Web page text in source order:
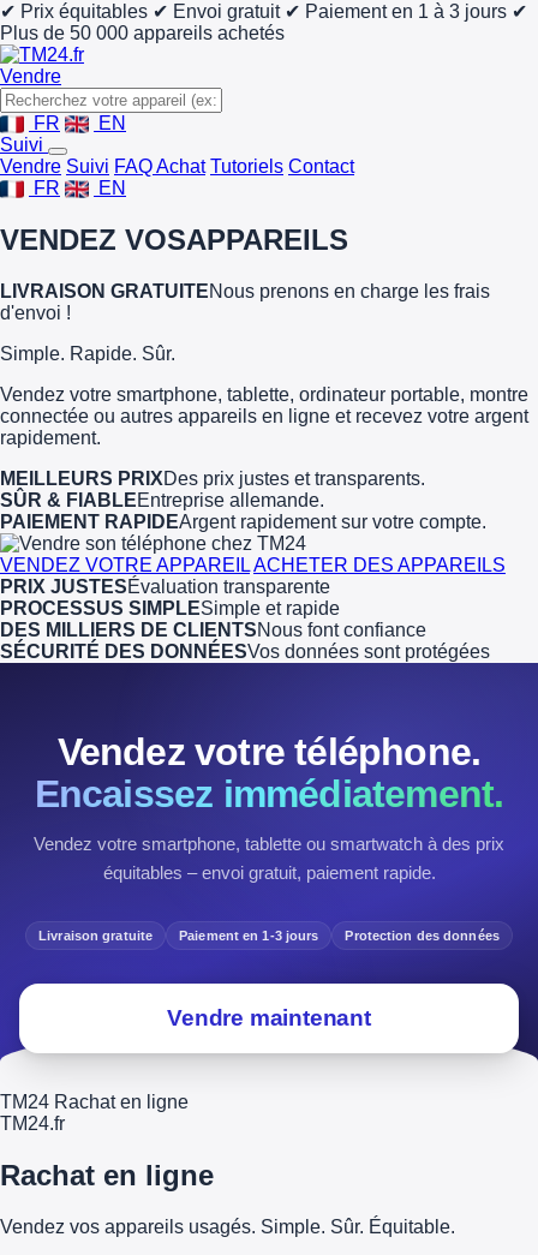
✔ Prix équitables ✔ Envoi gratuit ✔ Paiement en 1 à 3 jours ✔
Plus de 50 000 appareils achetés
Vendre
FR
EN
Suivi
Vendre Suivi FAQ Achat Tutoriels Contact
FR
EN
VENDEZ VOSAPPAREILS
LIVRAISON GRATUITENous prenons en charge les frais
d'envoi !
Simple. Rapide. Sûr.
Vendez votre smartphone, tablette, ordinateur portable, montre
connectée ou autres appareils en ligne et recevez votre argent
rapidement.
MEILLEURS PRIXDes prix justes et transparents.
SÛR & FIABLEEntreprise allemande.
PAIEMENT RAPIDEArgent rapidement sur votre compte.
VENDEZ VOTRE APPAREILACHETER DES APPAREILS
PRIX JUSTESÉvaluation transparente
PROCESSUS SIMPLESimple et rapide
DES MILLIERS DE CLIENTSNous font confiance
SÉCURITÉ DES DONNÉESVos données sont protégées
Vendez votre téléphone.
Encaissez immédiatement.
Vendez votre smartphone, tablette ou smartwatch à des prix
équitables – envoi gratuit, paiement rapide.
Livraison gratuite Paiement en 1-3 jours Protection des données
Vendre maintenant
TM24 Rachat en ligne
TM24.fr
Rachat en ligne
Vendez vos appareils usagés. Simple. Sûr. Équitable.